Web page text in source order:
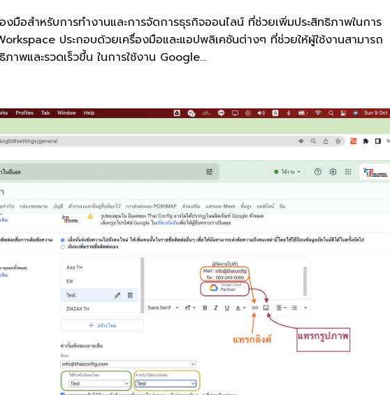
มือสำหรับการทำงานและการจัดการธุรกิจออนไลน์ ที่ช่วยเพิ่มประสิทธิภาพในการ
ประกอบด้วยเครื่องมือและแอปพลิเคชันต่างๆ ที่ช่วยให้ผู้ใช้งานสามารถ
าพและรวดเร็วขึ้น ในการใช้งาน Google...